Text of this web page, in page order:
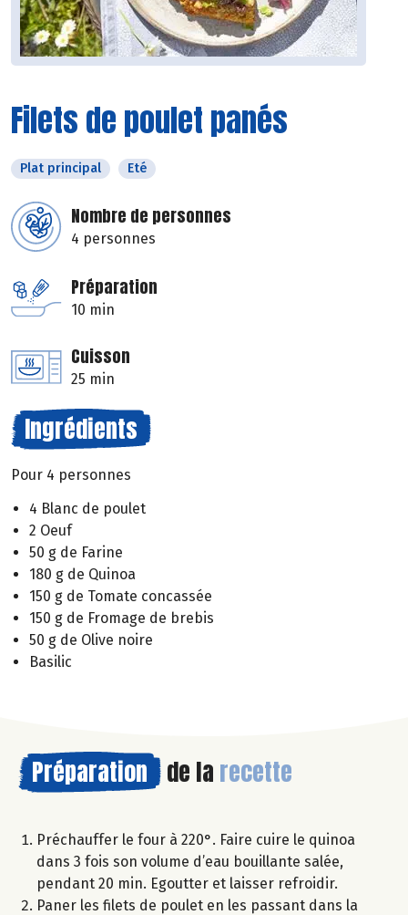
Filets de poulet panés
Plat principal Eté
Nombre de personnes
4 personnes
Préparation
10 min
Cuisson
25 min
Ingrédients
Pour 4 personnes
4 Blanc de poulet
2 Oeuf
50 g de Farine
180 g de Quinoa
150 g de Tomate concassée
150 g de Fromage de brebis
50 g de Olive noire
Basilic
Préparation de la recette
Préchauffer le four à 220°. Faire cuire le quinoa
dans 3 fois son volume d’eau bouillante salée,
pendant 20 min. Egoutter et laisser refroidir.
Paner les filets de poulet en les passant dans la